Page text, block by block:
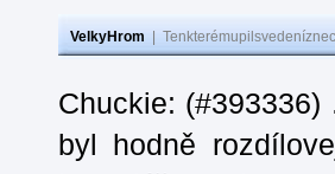
VelkyHrom
Chuckie:
byl hodně